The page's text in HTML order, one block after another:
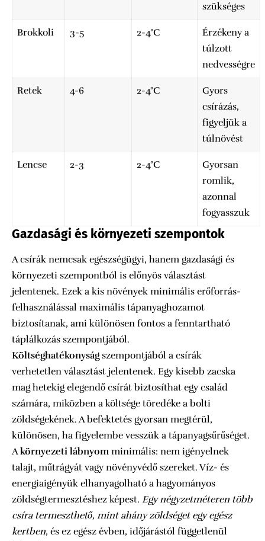
szükséges
Brokkoli 3-5 2-4°C
Érzékeny a
túlzott
nedvességre
Retek 4-6 2-4°C
Gyors
csírázás,
figyeljük a
túlnövést
Lencse 2-3 2-4°C
Gyorsan
romlik,
azonnal
fogyasszuk
Gazdasági és környezeti szempontok
A csírák nemcsak egészségügyi, hanem gazdasági és
környezeti szempontból is előnyös választást
jelentenek. Ezek a kis növények minimális erőforrás-
felhasználással maximális tápanyaghozamot
biztosítanak, ami különösen fontos a fenntartható
táplálkozás szempontjából.
Költséghatékonyságszempontjából a csírák
verhetetlen választást jelentenek. Egy kisebb zacska
mag hetekig elegendő csírát biztosíthat egy család
számára, miközben a költsége töredéke a bolti
zöldségekének. A befektetés gyorsan megtérül,
különösen, ha figyelembe vesszük a tápanyagsűrűséget.
Akörnyezeti lábnyom minimális: nem igényelnek
talajt, műtrágyát vagy növényvédő szereket. Víz- és
energiaigényük elhanyagolható a hagyományos
zöldségtermesztéshez képest. Egy négyzetméteren több
csíra termeszthető, mint ahány zöldséget egy egész
kertben, és ez egész évben, időjárástól függetlenül